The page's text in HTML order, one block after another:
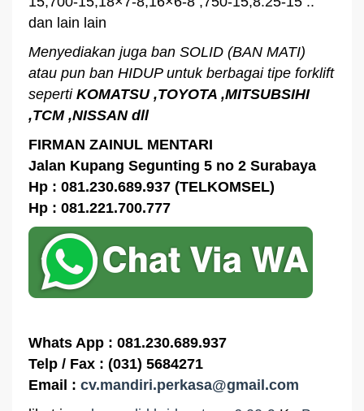
dan lain lain
Menyediakan juga ban SOLID (BAN MATI)
atau pun ban HIDUP untuk berbagai tipe forklift
seperti KOMATSU ,TOYOTA ,MITSUBSIHI
,TCM ,NISSAN dll
FIRMAN ZAINUL MENTARI
Jalan Kupang Segunting 5 no 2 Surabaya
Hp : 081.230.689.937 (TELKOMSEL)
Hp : 081.221.700.777
Whats App : 081.230.689.937
Telp / Fax : (031) 5684271
Email : cv.mandiri.perkasa@gmail.com